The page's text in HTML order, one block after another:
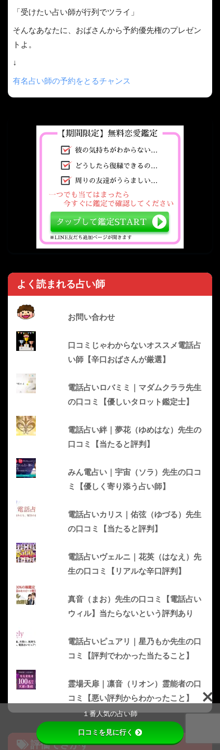
「受けたい占い師が行列でツライ」
そんなあなたに、おばさんから予約優先権のプレゼン
トよ。
↓
有名占い師の予約をとるチャンス
よく読まれる占い師
お問い合わせ
口コミじゃわからないオススメ電話占
い師【辛口おばさんが厳選】
電話占いロバミミ｜マダムクララ先生
の口コミ【優しいタロット鑑定士】
電話占い絆｜夢花（ゆめはな）先生の
口コミ【当たると評判】
みん電占い｜宇宙（ソラ）先生の口コ
ミ【優しく寄り添う占い師】
電話占いカリス｜佑弦（ゆづる）先生
の口コミ【当たると評判】
電話占いヴェルニ｜花英（はなえ）先
生の口コミ【リアルな辛口評判】
真音（まお）先生の口コミ【電話占い
ウィル】当たらないという評判あり
電話占いピュアリ｜星乃もか先生の口
コミ【評判でわかった当たること】
霊場天扉｜凛音（リオン）霊能者の口
コミ【悪い評判からわかったこと】
評価でさがす
１番人気の占い師
口コミを見に行く